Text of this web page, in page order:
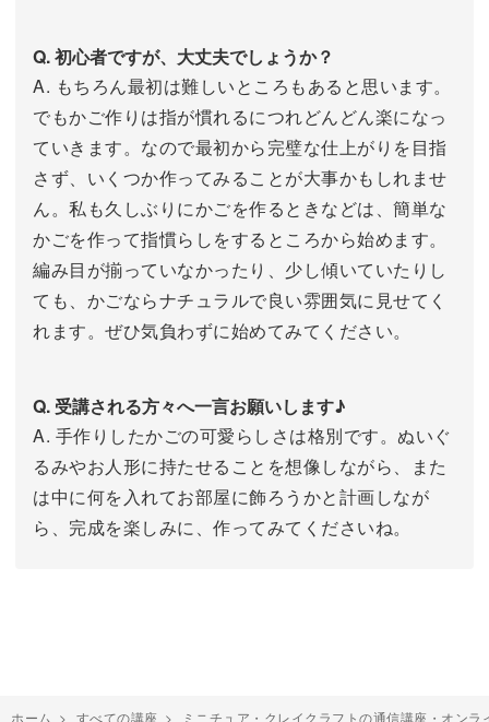
Q. 初心者ですが、大丈夫でしょうか？
A. もちろん最初は難しいところもあると思います。
でもかご作りは指が慣れるにつれどんどん楽になっ
ていきます。なので最初から完璧な仕上がりを目指
さず、いくつか作ってみることが大事かもしれませ
ん。私も久しぶりにかごを作るときなどは、簡単な
かごを作って指慣らしをするところから始めます。
編み目が揃っていなかったり、少し傾いていたりし
ても、かごならナチュラルで良い雰囲気に見せてく
れます。ぜひ気負わずに始めてみてください。
Q. 受講される方々へ一言お願いします♪
A. 手作りしたかごの可愛らしさは格別です。ぬいぐ
るみやお人形に持たせることを想像しながら、また
は中に何を入れてお部屋に飾ろうかと計画しなが
ら、完成を楽しみに、作ってみてくださいね。
ホーム > すべての講座 > ミニチュア・クレイクラフトの通信講座・オンラ